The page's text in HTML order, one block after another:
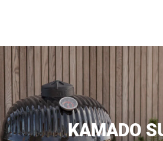
KAMADO